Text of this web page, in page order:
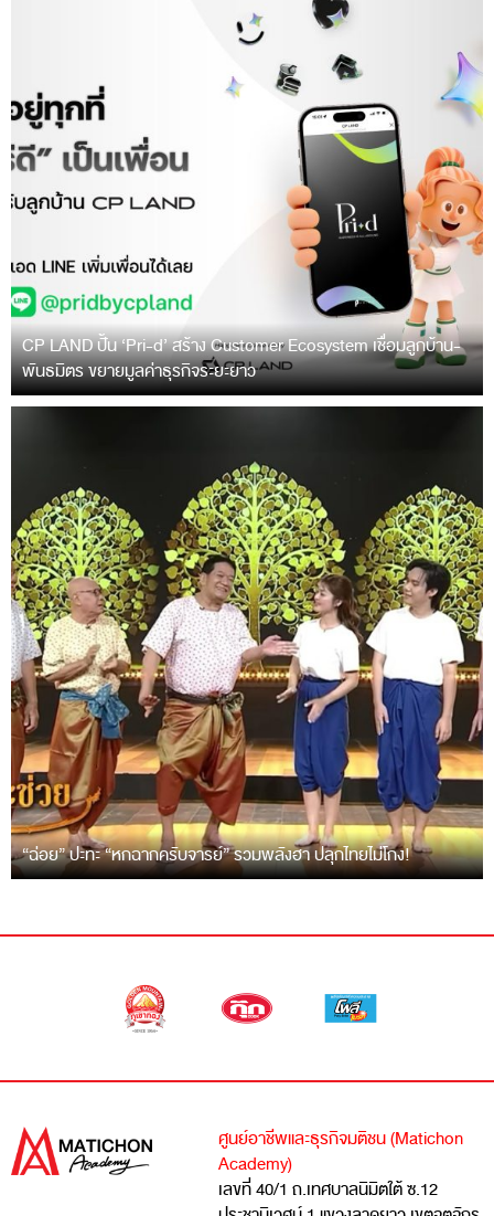
CP LAND ปั้น ‘Pri-d’ สร้าง Customer Ecosystem เชื่อมลูกบ้าน-
พันธมิตร ขยายมูลค่าธุรกิจระยะยาว
“ฉ่อย” ปะทะ “หกฉากครับจารย์” รวมพลังฮา ปลุกไทยไม่โกง!
ศูนย์อาชีพและธุรกิจมติชน (Matichon
Academy)
เลขที่ 40/1 ถ.เทศบาลนิมิตใต้ ซ.12